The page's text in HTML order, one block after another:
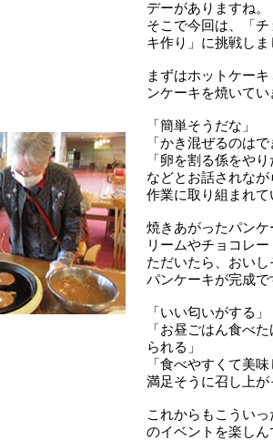
デーがありますね。
そこで今回は、「
キ作り」に挑戦しま
まずはホットケー
ンケーキを焼いて
「簡単そうだな」
「かき混ぜるのは
「卵を割る係をや
などとお話されな
作業に取り組まれ
焼きあがったパン
リームやチョコレ
ただいたら、おい
パンケーキが完成で
「いい匂いがする」
「お昼ごはん食べ
られる」
「食べやすくて美
満足そうに召し上
これからもこうい
のイベントを楽し